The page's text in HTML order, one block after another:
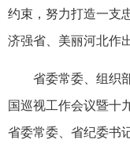
约束，努力打造一支
济强省、美丽河北作
省委常委、组织
国巡视工作会议暨十
省委常委、省纪委书